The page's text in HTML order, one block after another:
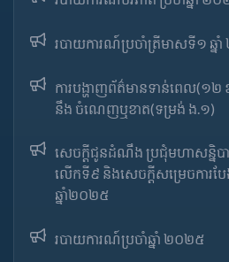
របាយការណ៍​​ប្រចាំ​ត្រីមាសទី១ ឆ្ន
ការបង្ហាញព័ត៌មានទាន់ពេល(១
នឹង ចំណេញឬខាត(ទម្រង់ ង.១)
សេចក្តីជូនដំណឹង ប្រជុំមហាសន្និប
លើកទី៩ និងសេចក្តីសម្រេចការប
ឆ្នាំ២០២៥​
របាយការណ៍​​ប្រចាំ​ឆ្នាំ ២០២៥